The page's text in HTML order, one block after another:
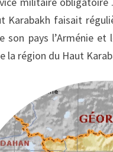
Karabakh faisait
son pays l’Arménie et
la région du Haut